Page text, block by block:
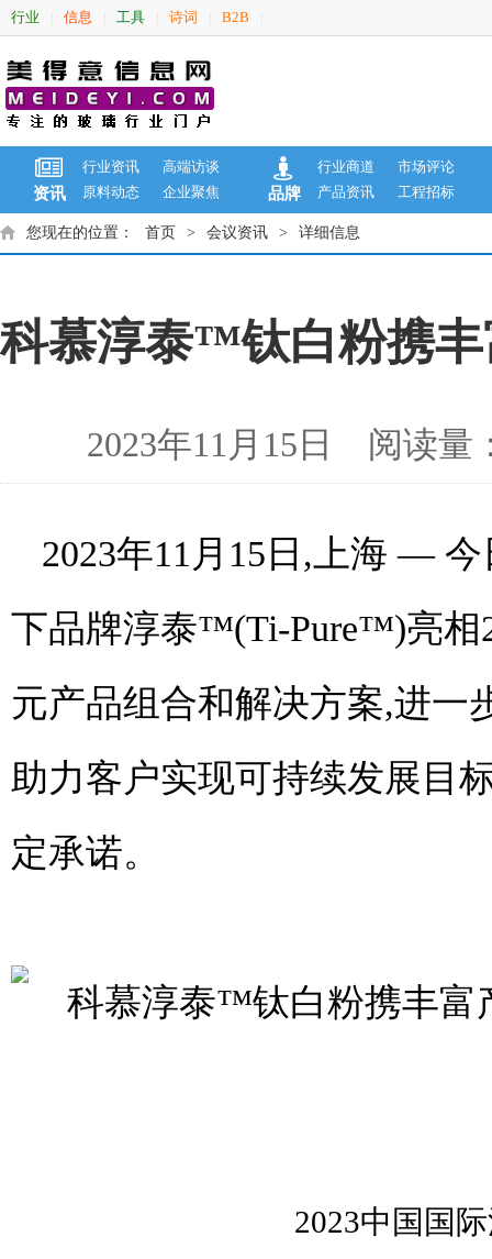
行业 信息 工具 诗词 B2B
资讯
行业资讯
高端访谈
原料动态
企业聚焦 品牌
行业商道
市场评论
产品资讯
工程招标
您现在的位置： 首页 > 会议资讯 > 详细信息
科慕淳泰™钛白粉携丰
2023年11月15日 阅读
2023年11月15日,上海 —
下品牌淳泰™(Ti-Pure™)亮相
元产品组合和解决方案,进一
助力客户实现可持续发展目
定承诺。
2023中国国